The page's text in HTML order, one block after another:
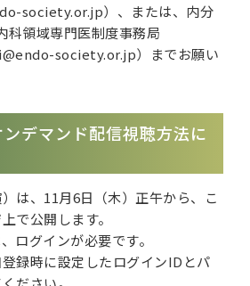
society.or.jp）、または、内分
科領域専門医制度事務局
society.or.jp）までお願い
デマンド配信視聴方法に
は、11月6日（木）正午から、こ
で公開します。
ログインが必要です。
録時に設定したログインIDとパ